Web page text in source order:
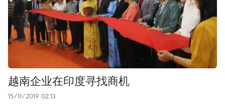
越南企业在印度寻找商机
15/11/2019 02:13